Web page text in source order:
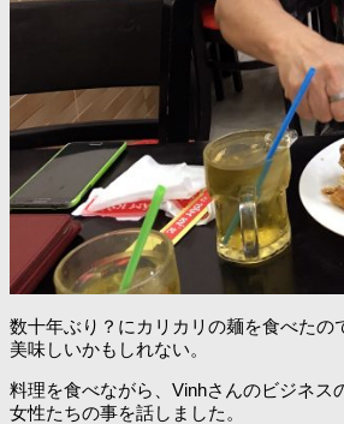
数十年ぶり？にカリカリの麺を食べたの
美味しいかもしれない。
料理を食べながら、Vinhさんのビジネス
女性たちの事を話しました。